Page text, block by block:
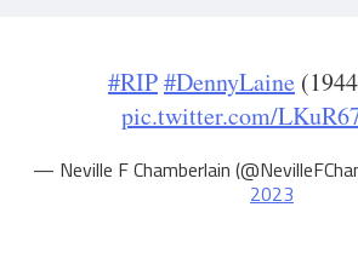
#RIP#DennyLaine
pic.twitter.com/
— Neville F Chamberlain
2023